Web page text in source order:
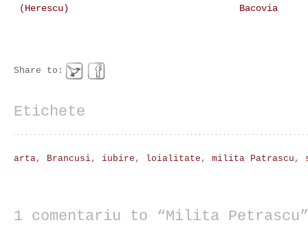
(Herescu) Bacovia
Share to:
Etichete
arta, Brancusi, iubire , loialitate , milita Patrascu ,
1 comentariu to “Milita Petrascu”